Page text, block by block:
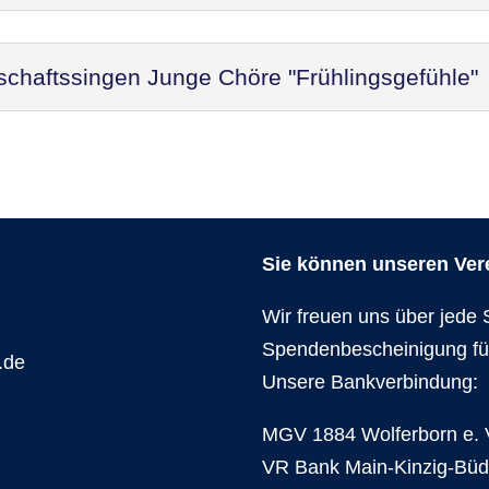
Junge Chöre "Frühlingsgefühle"
Sie können unseren
Wir freuen uns über jede
Spendenbescheinigung
Unsere Bankverbindung:
MGV 1884 Wolferborn e.
VR Bank Main-Kinzig-